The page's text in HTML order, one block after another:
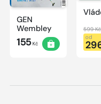
GEN
Wembley
155Kč
599
od